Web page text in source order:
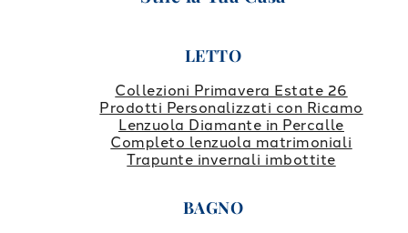
LETTO
Collezioni Primavera Estate 26
Prodotti Personalizzati con Ricamo
Lenzuola Diamante in Percalle
Completo lenzuola matrimoniali
Trapunte invernali imbottite
BAGNO